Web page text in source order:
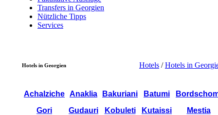
Transfers in Georgien
Nützliche Tipps
Services
Hotels in Georgien Hotels /Hotels in
Achalziche Anaklia Bakuriani Batumi
Gori
Gudauri Kobuleti Kutaissi
Mestia